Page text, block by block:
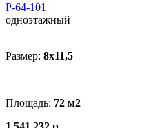
Р-64-101
одноэтажный
Размер: 8x11,5
Площадь: 72 м2